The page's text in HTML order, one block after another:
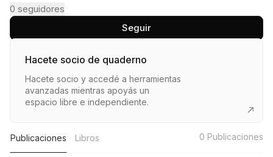
0 seguidores
Seguir
Hacete socio de quaderno
Hacete socio y accedé a herramientas
avanzadas mientras apoyás un
espacio libre e independiente.
Publicaciones Libros 0 Publicaciones